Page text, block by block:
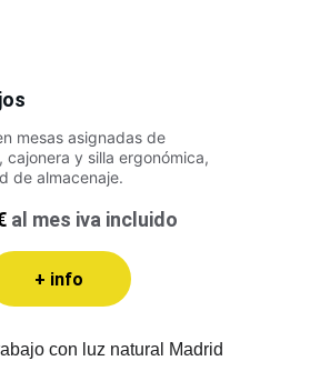
mesas asignadas de
cajonera y silla ergonómica,
de almacenaje.
al mes iva incluido
+ info